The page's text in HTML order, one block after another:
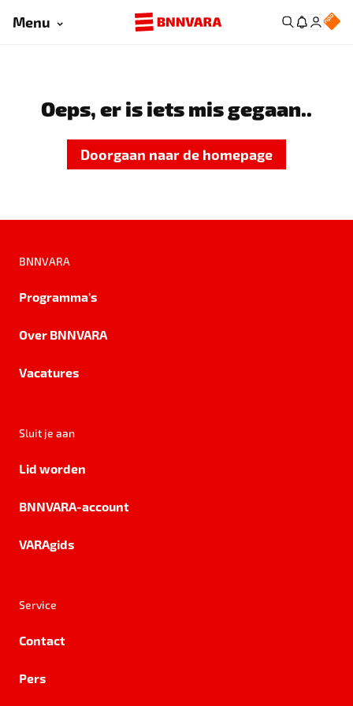
Menu
Oeps, er is iets mis gegaan..
Doorgaan naar de homepage
BNNVARA
Programma's
Over BNNVARA
Vacatures
Sluit je aan
Lid worden
BNNVARA-account
VARAgids
Service
Contact
Pers